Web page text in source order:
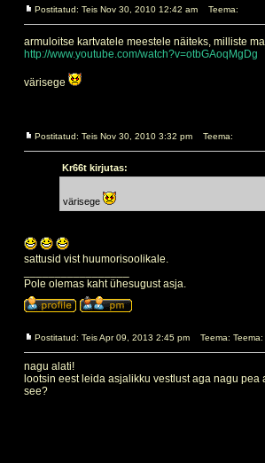
Postitatud: Teis Nov 30, 2010 12:42 am Teema:
armuloitse kartvatele meestele näiteks, milliste
http://www.youtube.com/watch?v=otbGAoqMgDg
värisege
Postitatud: Teis Nov 30, 2010 3:32 pm Teema:
Kr66t kirjutas:
värisege
sattusid vist huumorisoolikale.
Pole olemas kaht ühesugust asja.
Postitatud: Teis Apr 09, 2013 2:45 pm Teema:
nagu alati!
lootsin eest leida asjalikku vestlust aga nagu
see?